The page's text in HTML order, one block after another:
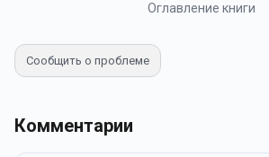
Оглавление книги
Сообщить о проблеме
Комментарии